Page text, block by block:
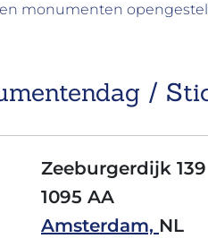
monumenten
/
Zeeburgerdijk 139
1095 AA
Amsterdam, NL